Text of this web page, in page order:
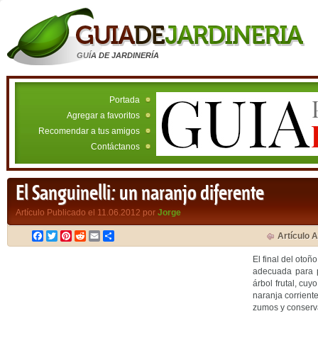
GUÍA DE JARDINERÍA
Portada
Agregar a favoritos
Recomendar a tus amigos
Contáctanos
El Sanguinelli: un naranjo diferente
Artículo Publicado el 11.06.2012 por Jorge
Facebook
TwitterPinterest
RedditEmail Artículo
El final del
adecuada para
árbol frutal,
naranja
zumos y